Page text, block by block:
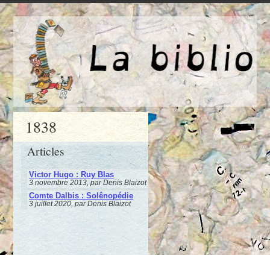
1838
Articles
Victor Hugo : Ruy Blas
3 novembre 2013, par Denis Blaizot
Comte Dalbis : Solênopédie
3 juillet 2020, par Denis Blaizot